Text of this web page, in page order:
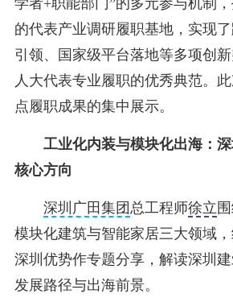
的代表产业调研履职基地，实现
引领、国家级平台落地等多项创
人大代表专业履职的优秀典范。
点履职成果的集中展示。
工业化内装与模块化出海：
核心方向
深圳广田集团 总工程师徐立
模块化建筑与智能家居三大领域
深圳优势作专题分享，解读深圳
发展路径与出海前景。